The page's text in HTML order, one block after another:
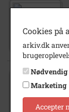
Cookies på
arkiv.dk
Nødvendig
Marketing
Accepter